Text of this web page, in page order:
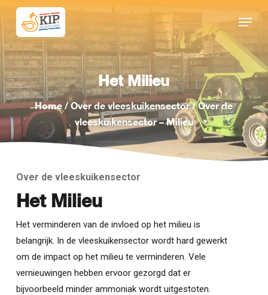
main
content
Menu
Het Milieu
Home/Over de vleeskuikensector/Over de
vleeskuikensector – Milieu
Over de vleeskuikensector
Het Milieu
Het verminderen van de invloed op het milieu is
belangrijk. In de vleeskuikensector wordt hard gewerkt
om de impact op het milieu te verminderen. Vele
vernieuwingen hebben ervoor gezorgd dat er
bijvoorbeeld minder ammoniak wordt uitgestoten.
Menu